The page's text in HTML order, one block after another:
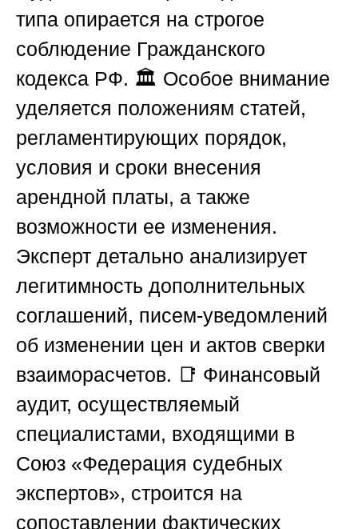
типа опирается на строгое
соблюдение Гражданского
кодекса РФ. 🏛️ Особое внимание
уделяется положениям статей,
регламентирующих порядок,
условия и сроки внесения
арендной платы, а также
возможности ее изменения.
Эксперт детально анализирует
легитимность дополнительных
соглашений, писем-уведомлений
об изменении цен и актов сверки
взаиморасчетов. 📑 Финансовый
аудит, осуществляемый
специалистами, входящими в
Союз «Федерация судебных
экспертов», строится на
сопоставлении фактических